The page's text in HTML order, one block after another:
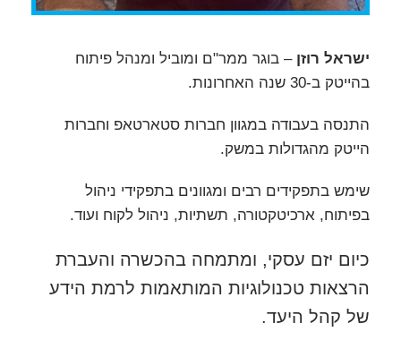
ישראל רוזן – בוגר ממר"ם ומוביל ומנהל פיתוח
בהייטק ב-30 שנה האחרונות.
התנסה בעבודה במגוון חברות סטארטאפ וחברות
הייטק מהגדולות במשק.
שימש בתפקידים רבים ומגוונים בתפקידי ניהול
בפיתוח, ארכיטקטורה, תשתיות, ניהול לקוח ועוד.
כיום יזם עסקי, ומתמחה בהכשרה והעברת
הרצאות טכנולוגיות המותאמות לרמת הידע
של קהל היעד.